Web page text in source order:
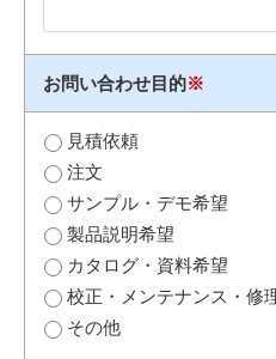
お問い合わせ目的※
見積依頼
注文
サンプル・デモ希望
製品説明希望
カタログ・資料希望
校正・メンテナンス・修
その他